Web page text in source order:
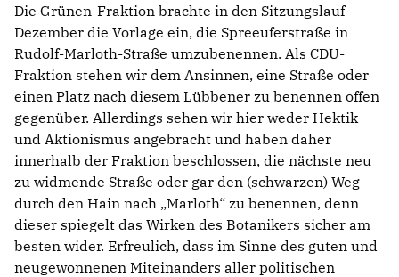
Die Grünen-Fraktion brachte in den Sitzungslauf
Dezember die Vorlage ein, die Spreeuferstraße in
Rudolf-Marloth-Straße umzubenennen. Als CDU-
Fraktion stehen wir dem Ansinnen, eine Straße oder
einen Platz nach diesem Lübbener zu benennen offen
gegenüber. Allerdings sehen wir hier weder Hektik
und Aktionismus angebracht und haben daher
innerhalb der Fraktion beschlossen, die nächste neu
zu widmende Straße oder gar den (schwarzen) Weg
durch den Hain nach „Marloth“ zu benennen, denn
dieser spiegelt das Wirken des Botanikers sicher am
besten wider. Erfreulich, dass im Sinne des guten und
neugewonnenen Miteinanders aller politischen